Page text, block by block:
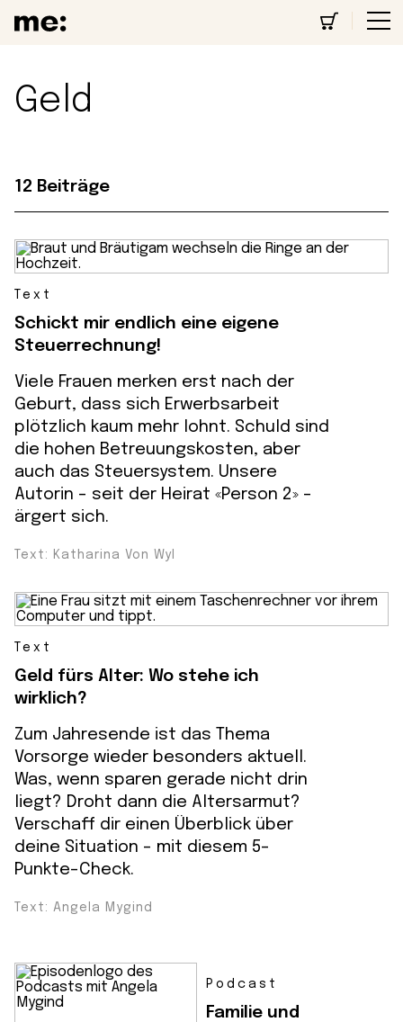
Geld
12 Beiträge
Text
Schickt mir endlich eine eigene
Steuerrechnung!
Viele Frauen merken erst nach der
Geburt, dass sich Erwerbsarbeit
plötzlich kaum mehr lohnt. Schuld sind
die hohen Betreuungskosten, aber
auch das Steuersystem. Unsere
Autorin – seit der Heirat «Person 2» –
ärgert sich.
Text: Katharina Von Wyl
Text
Geld fürs Alter: Wo stehe ich
wirklich?
Zum Jahresende ist das Thema
Vorsorge wieder besonders aktuell.
Was, wenn sparen gerade nicht drin
liegt? Droht dann die Altersarmut?
Verschaff dir einen Überblick über
deine Situation – mit diesem 5-
Punkte-Check.
Text: Angela Mygind
Podcast
Familie und